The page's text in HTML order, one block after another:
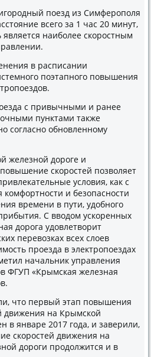
поезд из Симферополя
всего за 1 час 20 минут,
наиболее скоростным
в расписании
поэтапного повышения
с привычными и ранее
пунктами также
согласно обновленному
железной дороге и
скоростей позволяет
условия, как с
и безопасности
времени в пути, удобного
С вводом ускоренных
дорога удовлетворит
перевозках всех слоев
проезда в электропоездах
начальник управления
ФГУП «Крымская железная
что первый этап повышения
движения на Крымской
в январе 2017 года, и заверили,
скоростей движения на
дороги продолжится и в